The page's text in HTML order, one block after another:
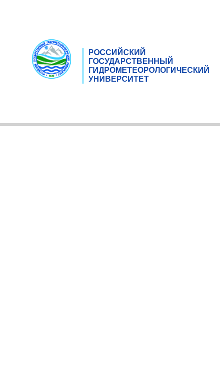
РОССИЙСКИЙ
ГОСУДАРСТВЕННЫЙ
ГИДРОМЕТЕОРОЛОГИЧЕСКИЙ
УНИВЕРСИТЕТ